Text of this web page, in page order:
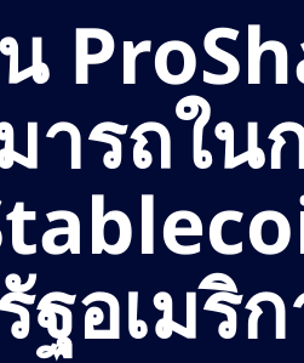
ารถใ
อเมริ